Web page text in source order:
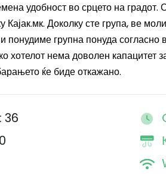
удобност во срцето на градот.
Кајак.мк. Доколку сте група, ве
понудиме групна понуда
хотелот нема доволен капацитет
ќе биде откажано.
: 36